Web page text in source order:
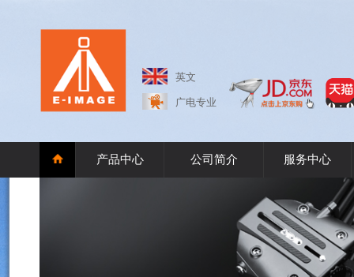
英文
广电专业
产品中心 公司简介 服务中心